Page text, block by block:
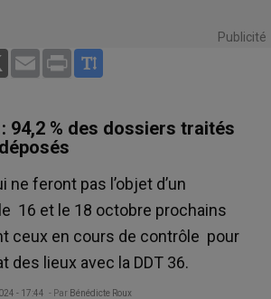
Publicité
X Email Print
94,2 % des dossiers traités
ne feront pas l’objet d’un
16 et le 18 octobre prochains
ceux en cours de contrôle pour
des lieux avec la DDT 36.
- 17:44 - Par Bénédicte Roux